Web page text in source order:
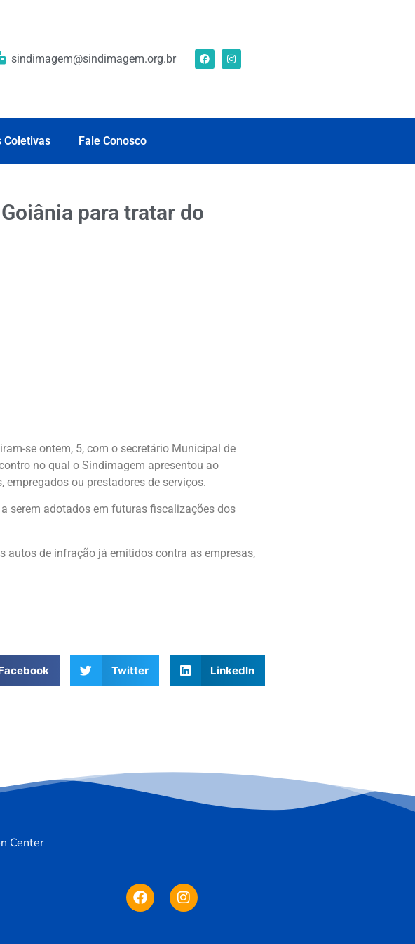
sindimagem@sindimagem.org.br
Coletivas Fale Conosco
para tratar do
se ontem, 5, com o secretário Municipal de
no qual o Sindimagem apresentou ao
ou prestadores de serviços.
serem adotados em futuras fiscalizações dos
autos de infração já emitidos contra as empresas,
Twitter LinkedIn
Center